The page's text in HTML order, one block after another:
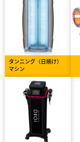
タンニング（日焼け）
マシン